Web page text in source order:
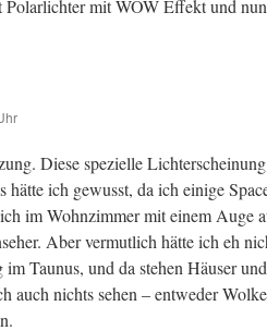
Polarlichter mit WOW Effekt und
Diese spezielle
hätte ich gewusst, da ich einige
im Wohnzimmer mit einem Auge
Aber vermutlich hätte ich eh
Taunus, und da stehen Häuser
auch nichts sehen – entweder